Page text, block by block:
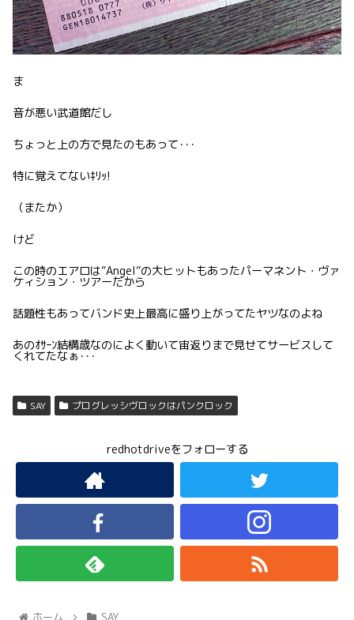
ま
音が悪い武道館だし
ちょっと上の方で見たのもあって･･･
特に覚えてないｷﾘｯ!
（またか）
けど
この時のエアロは”Angel”の大ヒットもあったパーマネント・ヴァ
ケィション・ツアーだから
話題性もあってバンド史上最高に盛り上がってたヤツなのよね
あのｵｻｰﾝ結構歳なのによく動いて宙返りまで見せてサービスして
くれてたなぁ･･･
SAY プログレッシヴロックはパンクロック
redhotdriveをフォローする
ホーム SAY